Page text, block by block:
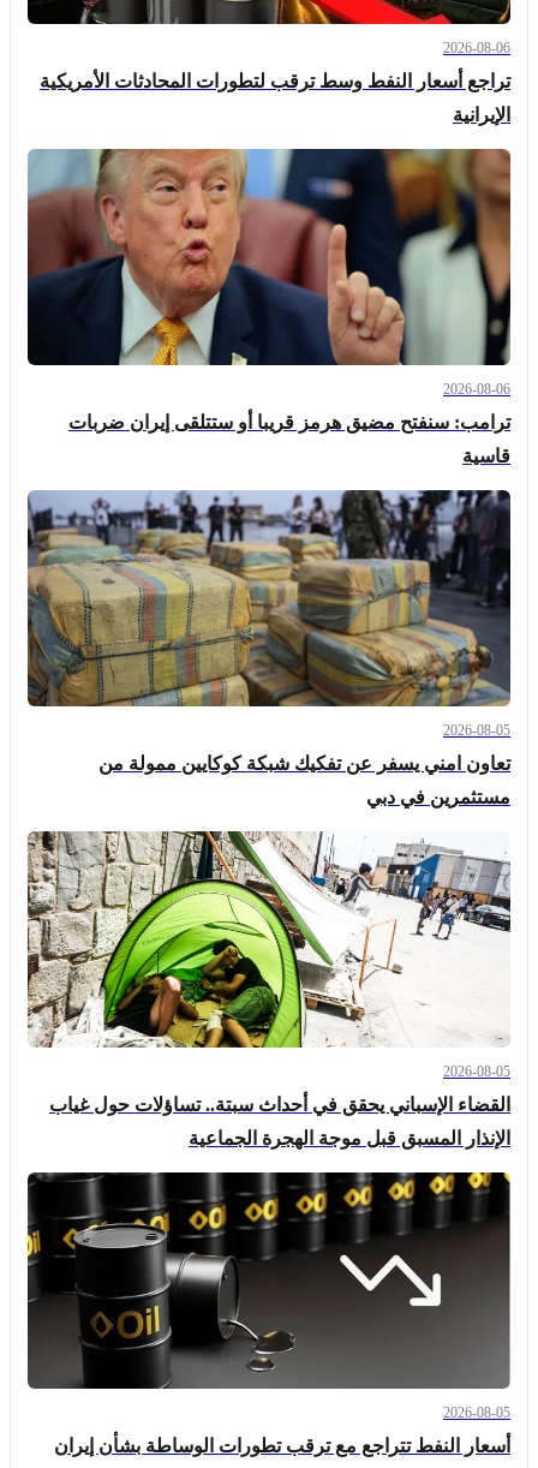
2026-08-06
تراجع أسعار النفط وسط ترقب لتطورات المحادثات الأمريكية
الإيرانية
2026-08-06
ترامب: سنفتح مضيق هرمز قريبا أو ستتلقى إيران ضربات
قاسية
2026-08-05
تعاون امني يسفر عن تفكيك شبكة كوكايين ممولة من
مستثمرين في دبي
2026-08-05
القضاء الإسباني يحقق في أحداث سبتة.. تساؤلات حول غياب
الإنذار المسبق قبل موجة الهجرة الجماعية
2026-08-05
أسعار النفط تتراجع مع ترقب تطورات الوساطة بشأن إيران